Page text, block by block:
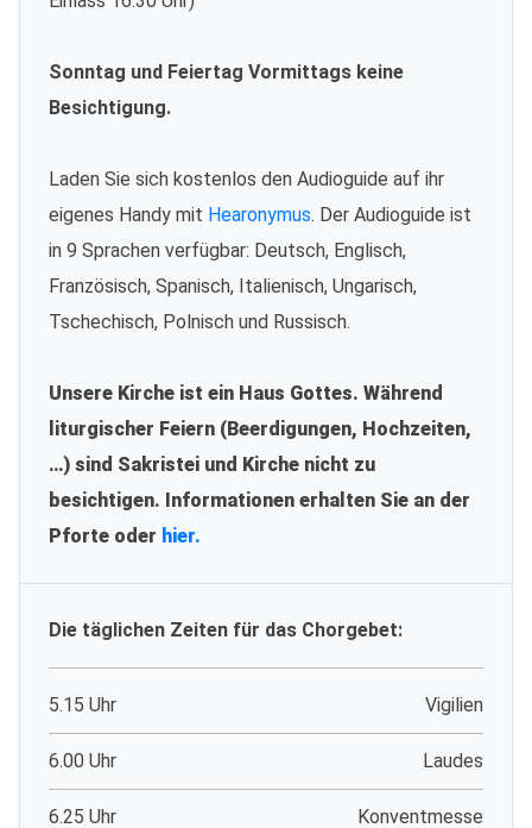
Sonntag und Feiertag Vormittags keine
Besichtigung.
Laden Sie sich kostenlos den Audioguide auf ihr
eigenes Handy mit Hearonymus. Der Audioguide ist
in 9 Sprachen verfügbar: Deutsch, Englisch,
Französisch, Spanisch, Italienisch, Ungarisch,
Tschechisch, Polnisch und Russisch.
Unsere Kirche ist ein Haus Gottes. Während
liturgischer Feiern (Beerdigungen, Hochzeiten,
…) sind Sakristei und Kirche nicht zu
besichtigen. Informationen erhalten Sie an der
Pforte oder hier.
Die täglichen Zeiten für das Chorgebet:
5.15 Uhr Vigilien
6.00 Uhr Laudes
6.25 Uhr Konventmesse